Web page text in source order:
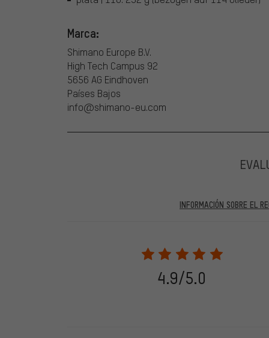
Marca:
Shimano Europe B.V.
High Tech Campus 92
5656 AG Eindhoven
Países Bajos
info@shimano-eu.com
INFORMACIÓN SOBRE EL
2022 solo se publicarán evaluaciones verificadas, lo
Solo desbloqueamos la evaluación después de
verificadas llevan una marca verde, que se aplica a
28. 05. 2022. Se incluyeron también evaluaciones
evaluado en nuestra tienda. Estos comentarios no
4.9/5.0